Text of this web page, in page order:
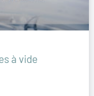
à vide